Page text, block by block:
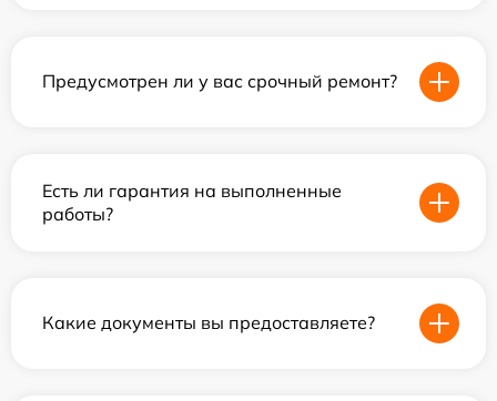
Предусмотрен ли у вас срочный ремонт?
Есть ли гарантия на выполненные
работы?
Какие документы вы предоставляете?